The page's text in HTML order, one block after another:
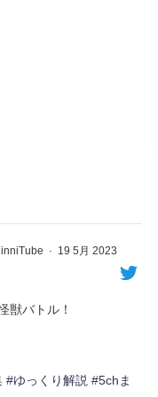
· 19 5月 2023
獣バトル！
#ゆっくり解説 #5chま